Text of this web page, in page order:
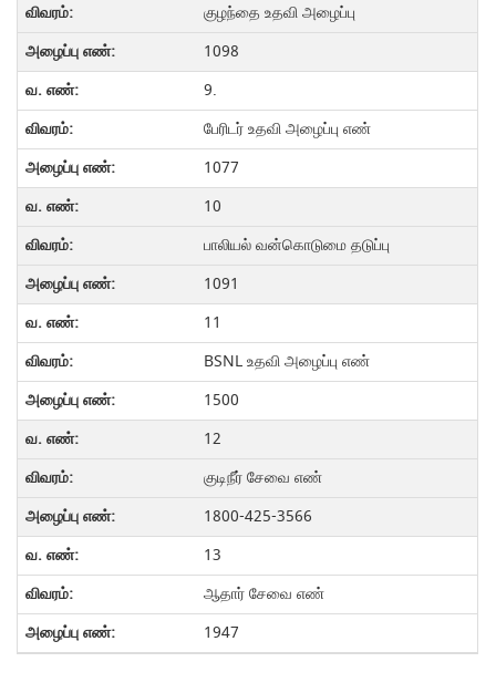
குழந்தை உதவி அழைப்பு
1098
9.
பேரிடர் உதவி அழைப்பு எண்
1077
10
பாலியல் வன்கொடுமை தடுப்பு
1091
11
BSNL உதவி அழைப்பு எண்
1500
12
குடிநீர் சேவை எண்
1800-425-3566
13
ஆதார் சேவை எண்
1947